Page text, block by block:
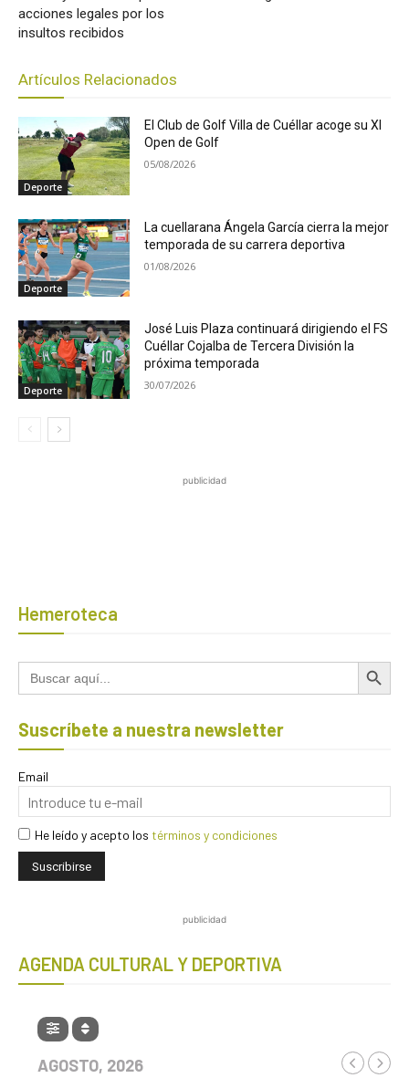
acciones legales por los
insultos recibidos
Artículos Relacionados
Deporte
El Club de Golf Villa de Cuéllar acoge su XI
Open de Golf
05/08/2026
Deporte
La cuellarana Ángela García cierra la mejor
temporada de su carrera deportiva
01/08/2026
Deporte
José Luis Plaza continuará dirigiendo el FS
Cuéllar Cojalba de Tercera División la
próxima temporada
30/07/2026
publicidad
Hemeroteca
Buscar: Botón de
Suscríbete a nuestra newsletter
Email
He leído y acepto los términos y condiciones
publicidad
AGENDA CULTURAL Y DEPORTIVA
AGOSTO, 2026